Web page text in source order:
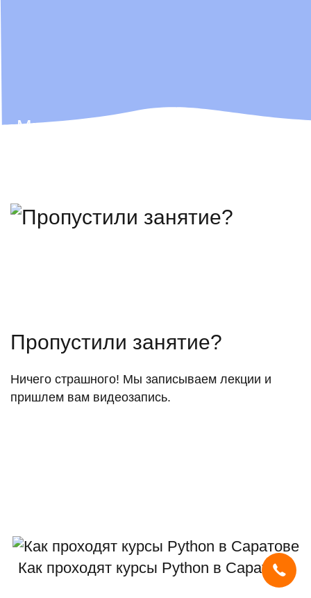
Мы не просто ІТ-школа, мы — ІТ-
Поэтому лучших выпускников
Пропустили занятие?
Ничего страшного! Мы записываем лекции и
пришлем вам видеозапись.
Как проходят курсы Python в Саратове
Мы используем cookies и системуSmartCaptcha, чтобы сайт был
Продолжая, вы принимаете условия.